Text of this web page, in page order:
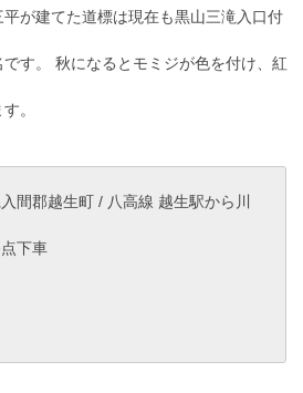
が建てた道標は現在も黒山三滝入口付
す。 秋になるとモミジが色を付け、紅
。
間郡越生町 / 八高線 越生駅から川
下車